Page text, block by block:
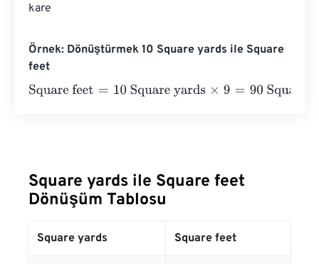
kare
Örnek: Dönüştürmek 10 Square yards ile Square
feet
Square feet= 10 Square yards×9=90 Square feet
Square yards ile Square feet
Dönüşüm Tablosu
Square yards Square feet